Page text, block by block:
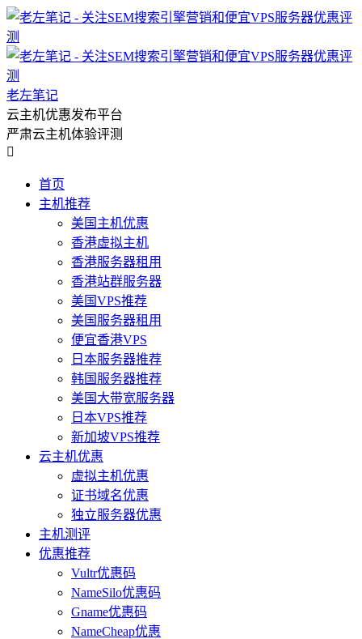
老左笔记
云主机优惠发布平台
严肃云主机体验评测

首页
主机推荐
美国主机优惠
香港虚拟主机
香港服务器租用
香港站群服务器
美国VPS推荐
美国服务器租用
便宜香港VPS
日本服务器推荐
韩国服务器推荐
美国大带宽服务器
日本VPS推荐
新加坡VPS推荐
云主机优惠
虚拟主机优惠
证书域名优惠
独立服务器优惠
主机测评
优惠推荐
Vultr优惠码
NameSilo优惠码
Gname优惠码
NameCheap优惠